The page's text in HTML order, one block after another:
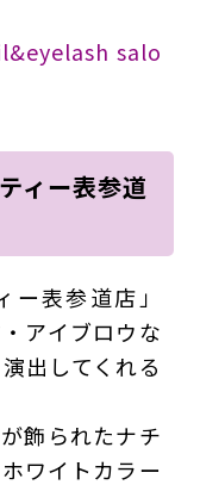
salo
ィー表参道
ー表参道店」
アイブロウな
出してくれる
飾られたナチ
ワイトカラー